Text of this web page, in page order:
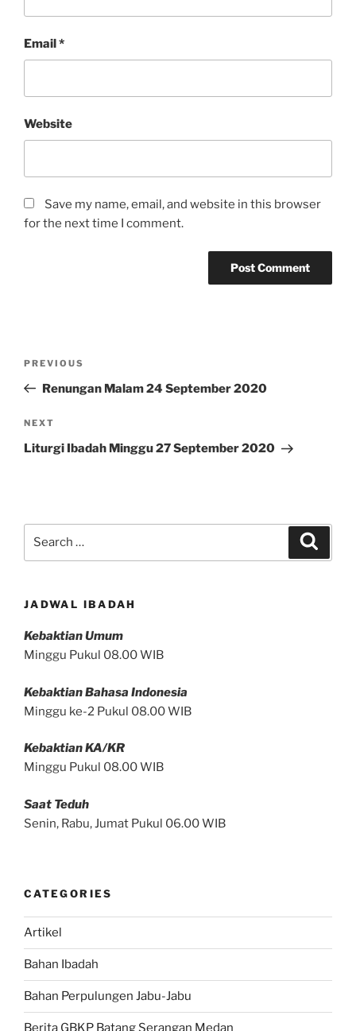
Email*
Website
Save my name, email, and website in this browser
for the next time I comment.
Previous
Post
PREVIOUS
Renungan Malam 24 September 2020
Next
Post
NEXT
Liturgi Ibadah Minggu 27 September 2020
JADWAL IBADAH
Kebaktian Umum
Minggu Pukul 08.00 WIB
Kebaktian Bahasa Indonesia
Minggu ke-2 Pukul 08.00 WIB
Kebaktian KA/KR
Minggu Pukul 08.00 WIB
Saat Teduh
Senin, Rabu, Jumat Pukul 06.00 WIB
CATEGORIES
Artikel
Bahan Ibadah
Bahan Perpulungen Jabu-Jabu
Berita GBKP Batang Serangan Medan